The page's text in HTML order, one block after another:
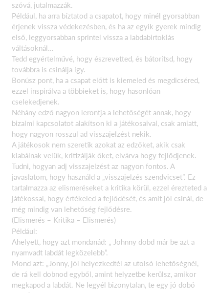
szóvá, jutalmazzák.
Például, ha arra bíztatod a csapatot, hogy minél gyorsabban
érjenek vissza védekezésben, és ha az egyik gyerek mindig
első, leggyorsabban sprintel vissza a labdabirtoklás
váltásoknál…
Tedd egyértelművé, hogy észrevetted, és bátorítsd, hogy
továbbra is csinálja így.
Bonúsz pont, ha a csapat előtt is kiemeled és megdicséred,
ezzel inspirálva a többieket is, hogy hasonlóan
cselekedjenek.
Néhány edző nagyon lerontja a lehetőségét annak, hogy
bizalmi kapcsolatot alakítson ki a játékosaival, csak amiatt,
hogy nagyon rosszul ad visszajelzést nekik.
A játékosok nem szeretik azokat az edzőket, akik csak
kiabálnak velük, kritizálják őket, elvárva hogy fejlődjenek.
Tudni, hogyan adj visszajelzést az nagyon fontos. A
javaslatom, hogy használd a „visszajelzés szendvicset”. Ez
tartalmazza az elismeréseket a kritika körül, ezzel érezteted a
játékossal, hogy értékeled a fejlődését, és amit jól csinál, de
még mindig van lehetőség fejlődésre.
(Elismerés – Kritika – Elismerés)
Például:
Ahelyett, hogy azt mondanád: „ Johnny dobd már be azt a
nyamvadt labdát legközelebb”.
Mond azt: „Jonny, jól helyezkedtél az utolsó lehetőségnél,
de rá kell dobnod egyből, amint helyzetbe kerülsz, amikor
megkapod a labdát. Ne legyél bizonytalan, te egy jó dobó